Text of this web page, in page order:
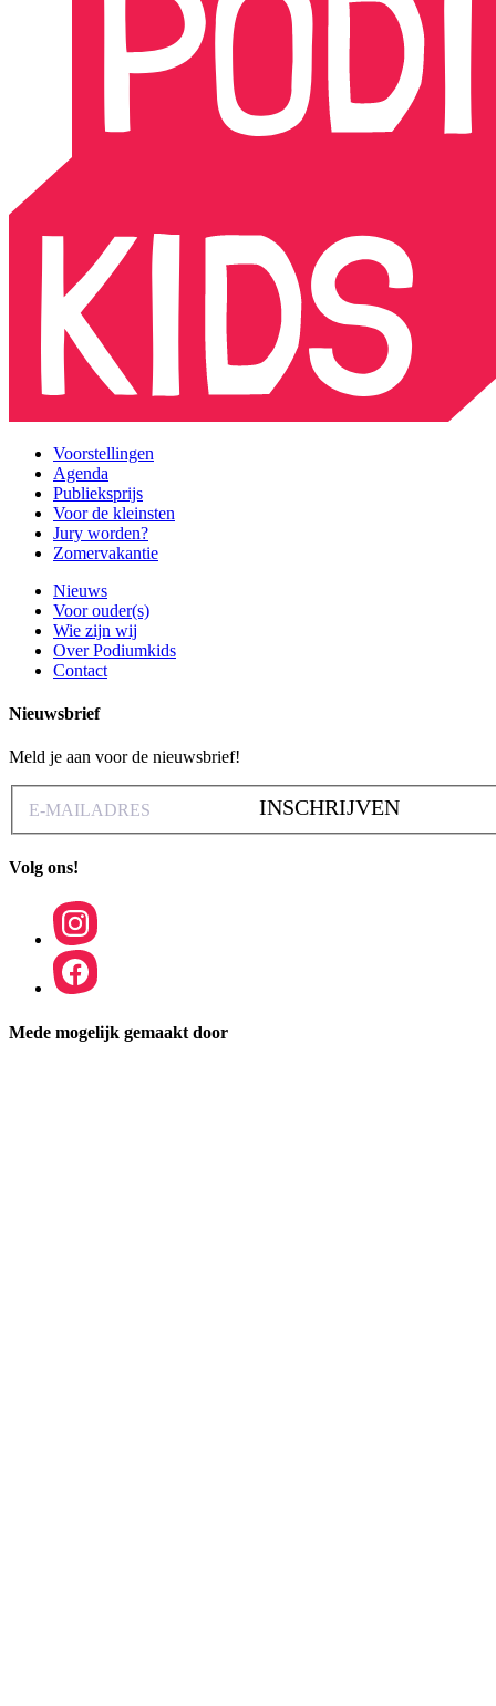
Voorstellingen
Agenda
Publieksprijs
Voor de kleinsten
Jury worden?
Zomervakantie
Nieuws
Voor ouder(s)
Wie zijn wij
Over Podiumkids
Contact
Nieuwsbrief
Meld je aan voor de nieuwsbrief!
INSCHRIJVEN
Volg ons!
Mede mogelijk gemaakt door